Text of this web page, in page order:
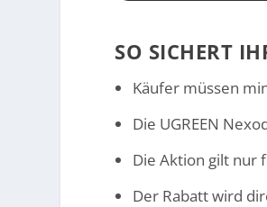
SO SICHERT
Käufer müssen
Die UGREEN
Die Aktion gilt nur
Der Rabatt wird